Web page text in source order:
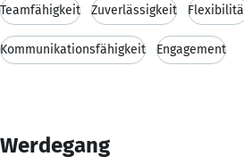
Teamfähigkeit Zuverlässigkeit
Kommunikationsfähigkeit Engagement
Werdegang